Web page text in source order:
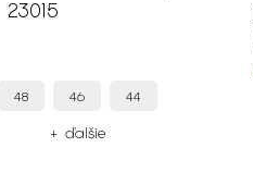
48 46 44
+ ďalšie